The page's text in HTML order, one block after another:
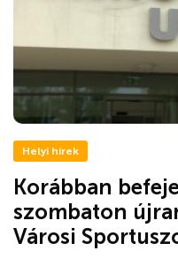
Helyi hírek
Korábban
szombaton
Városi